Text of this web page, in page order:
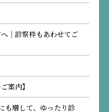
｜診察枠もあわせてご
案内】
も増して、ゆったり診